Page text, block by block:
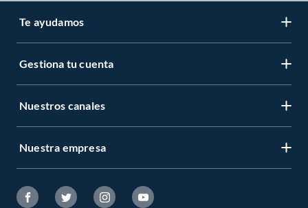
Te ayudamos
Gestiona tu cuenta
Nuestros canales
Nuestra empresa